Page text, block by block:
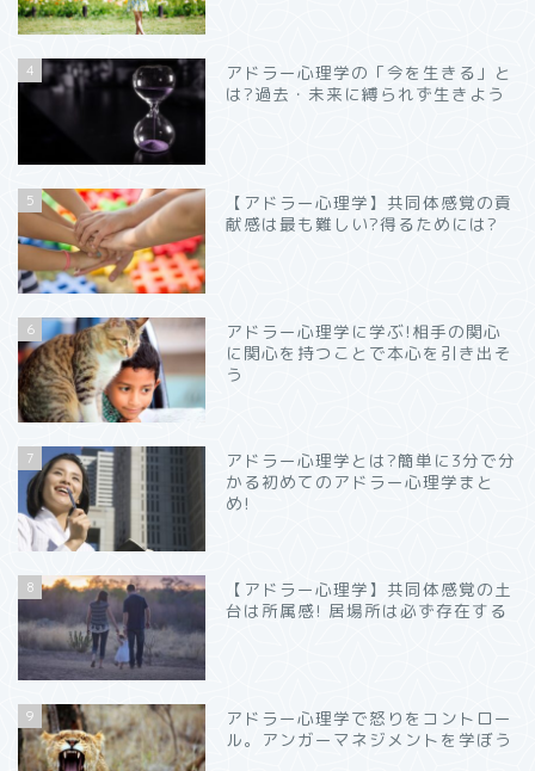
4
アドラー心理学の「今を生きる」と
は?過去・未来に縛られず生きよう
5
【アドラー心理学】共同体感覚の貢
献感は最も難しい?得るためには?
6
アドラー心理学に学ぶ!相手の関心
に関心を持つことで本心を引き出そ
う
7
アドラー心理学とは?簡単に3分で分
かる初めてのアドラー心理学まと
め!
8
【アドラー心理学】共同体感覚の土
台は所属感! 居場所は必ず存在する
9
アドラー心理学で怒りをコントロー
ル。アンガーマネジメントを学ぼう